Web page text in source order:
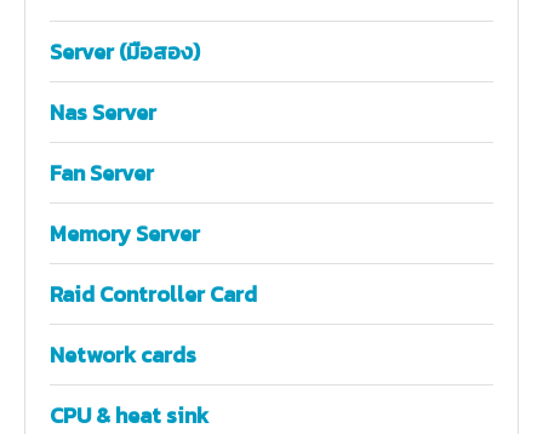
Server (มือสอง)
Nas Server
Fan Server
Memory Server
Raid Controller Card
Network cards
CPU & heat sink